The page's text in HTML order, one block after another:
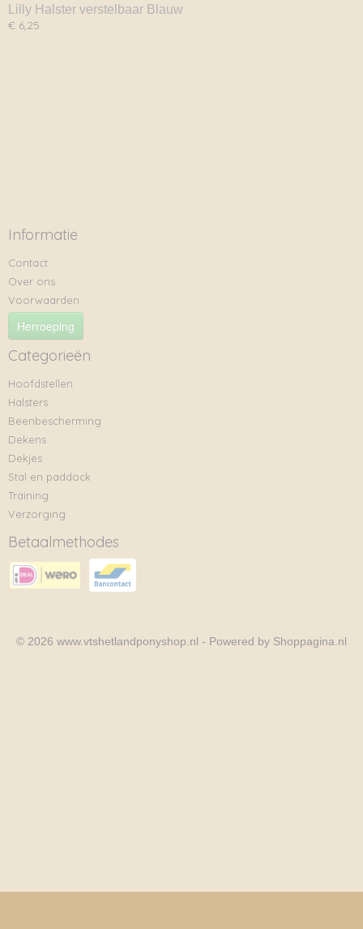
Lilly Halster verstelbaar Blauw
€ 6,25
Informatie
Contact
Over ons
Voorwaarden
Herroeping
Categorieën
Hoofdstellen
Halsters
Beenbescherming
Dekens
Dekjes
Stal en paddock
Training
Verzorging
Betaalmethodes
© 2026 www.vtshetlandponyshop.nl - Powered by Shoppagina.nl